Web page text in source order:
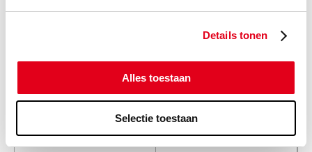
Details tonen
Alles toestaan
Selectie toestaan
25x60
Wiel0075
Wiel serie PUZG 250x050-